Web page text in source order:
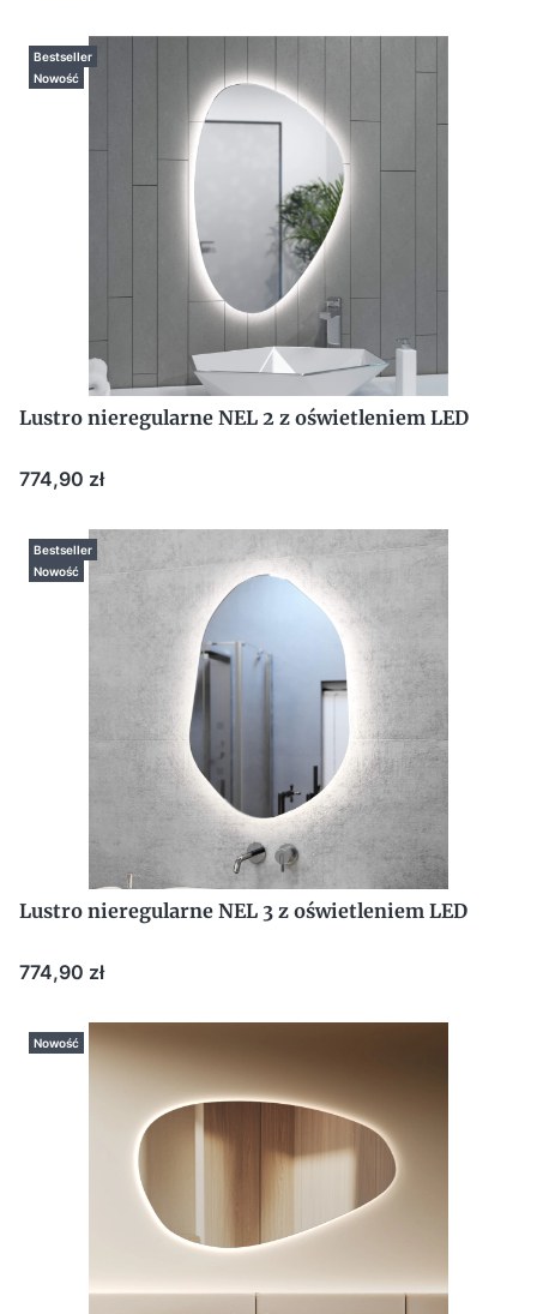
Bestseller
Nowość
Lustro nieregularne NEL 2 z oświetleniem LED
Cena
774,90 zł
Bestseller
Nowość
Lustro nieregularne NEL 3 z oświetleniem LED
Cena
774,90 zł
Nowość